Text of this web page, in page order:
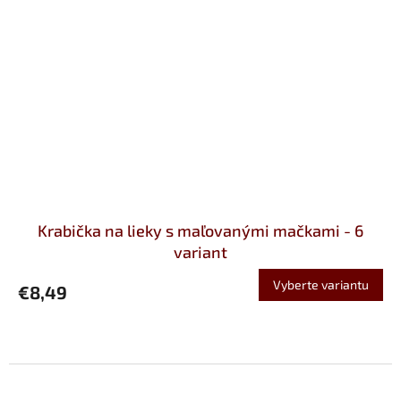
Krabička na lieky s maľovanými mačkami - 6
variant
€8,49 Vyberte variantu